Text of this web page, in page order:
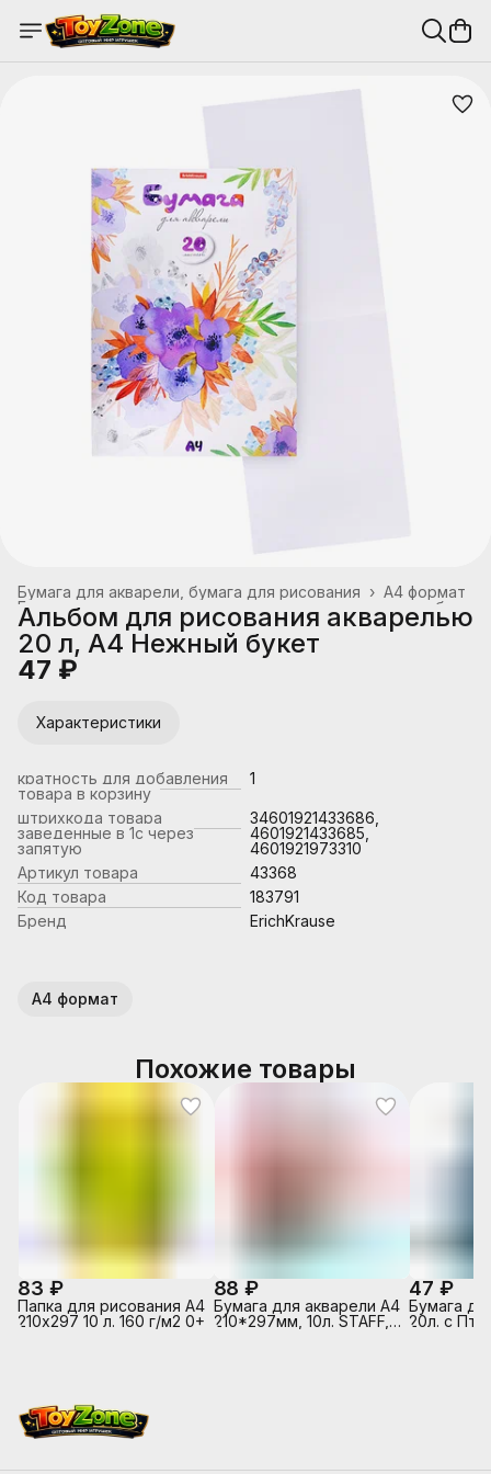
А4 формат
Бумага для акварели, бумага для рисования ›
Бумага для акварели, чертежных и копировальных работ
Канцтовары, школьные принадлежности
›
Главная ›
Альбом для рисования акварелью
20 л, А4 Нежный букет
47 ₽
Характеристики
кратность для добавления
товара в корзину
1
штрихкода товара
заведенные в 1с через
запятую
34601921433686,
4601921433685,
4601921973310
Артикул товара
43368
Код товара
183791
Бренд
ErichKrause
А4 формат
Похожие товары
83 ₽
Папка для рисования А4
210х297 10 л. 160 г/м2 0+
88 ₽
Бумага для акварели А4
210*297мм, 10л. STAFF,
47 ₽
Бумага
20л. с